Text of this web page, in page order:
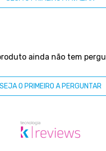
ainda não tem
SEJA O PRIMEIRO A PERGUNTAR